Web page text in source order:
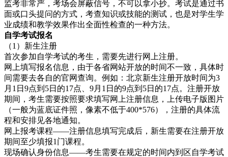
监考非常严，考场会屏蔽信号，不可以拿小抄。考试是通过书
面或口头提问的方式，考查知识或技能的测试，也是对学生学
业成绩和教学效果作出全面性检查的一种方法。
自学考试报名
（1）新生注册
首次参加自学考试的考生，需要先进行网上注册。
网上填写报名信息，由于各省网站开放的时间不一致，具体时
间需要去各自的官网查询。例如：北京新生注册开放时间为3
月1日9点到5日的17点、9月1日的9点到5日的17点。注册开放
期间，考生需要按照要求填写网上注册信息，上传电子版图片
（一般为蓝底证件照，像素不低于400*576），注册的具体流
程和安排见各地通知。
网上报考课程——注册信息填写完成后，新生需要在注册开放
期间至少填报1门课程。
现场确认身份信息——考生需要在规定的时间内到区自学考试